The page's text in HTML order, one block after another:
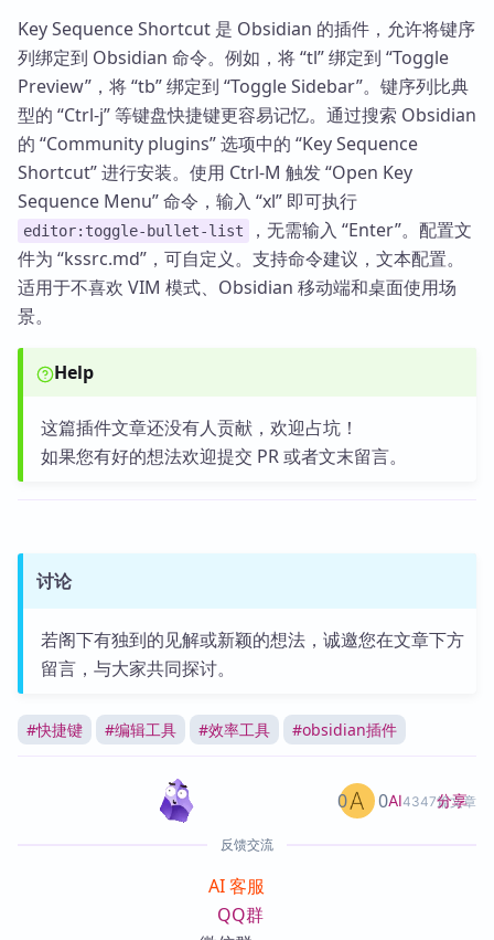
Key Sequence Shortcut 是 Obsidian 的插件，允许将键序
列绑定到 Obsidian 命令。例如，将 “tl” 绑定到 “Toggle
Preview”，将 “tb” 绑定到 “Toggle Sidebar”。键序列比典
型的 “Ctrl-j” 等键盘快捷键更容易记忆。通过搜索 Obsidian
的 “Community plugins” 选项中的 “Key Sequence
Shortcut” 进行安装。使用 Ctrl-M 触发 “Open Key
Sequence Menu” 命令，输入 “xl” 即可执行
editor:toggle-bullet-list
，无需输入 “Enter”。配置文
件为 “kssrc.md”，可自定义。支持命令建议，文本配置。
适用于不喜欢 VIM 模式、Obsidian 移动端和桌面使用场
景。
Help
这篇插件文章还没有人贡献，欢迎占坑！
如果您有好的想法欢迎提交 PR 或者文末留言。
讨论
若阁下有独到的见解或新颖的想法，诚邀您在文章下方
留言，与大家共同探讨。
#快捷键 #编辑工具 #效率工具 #obsidian插件
AI4347篇文章
0 0 分享
反馈交流
AI 客服
QQ群